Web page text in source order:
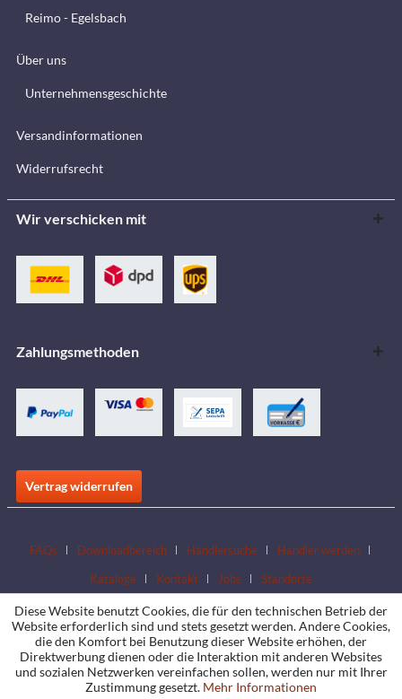
Reimo - Egelsbach
Über uns
Unternehmensgeschichte
Versandinformationen
Widerrufsrecht
Wir verschicken mit
Zahlungsmethoden
Vertrag widerrufen
FAQs Downloadbereich Händlersuche
Händler werden
Kataloge
Kontakt Jobs Standorte
Diese Website benutzt Cookies, die für den technischen Betrieb der
Website erforderlich sind und stets gesetzt werden. Andere Cookies,
die den Komfort bei Benutzung dieser Website erhöhen, der
Direktwerbung dienen oder die Interaktion mit anderen Websites
und sozialen Netzwerken vereinfachen sollen, werden nur mit Ihrer
Zustimmung gesetzt. Mehr Informationen